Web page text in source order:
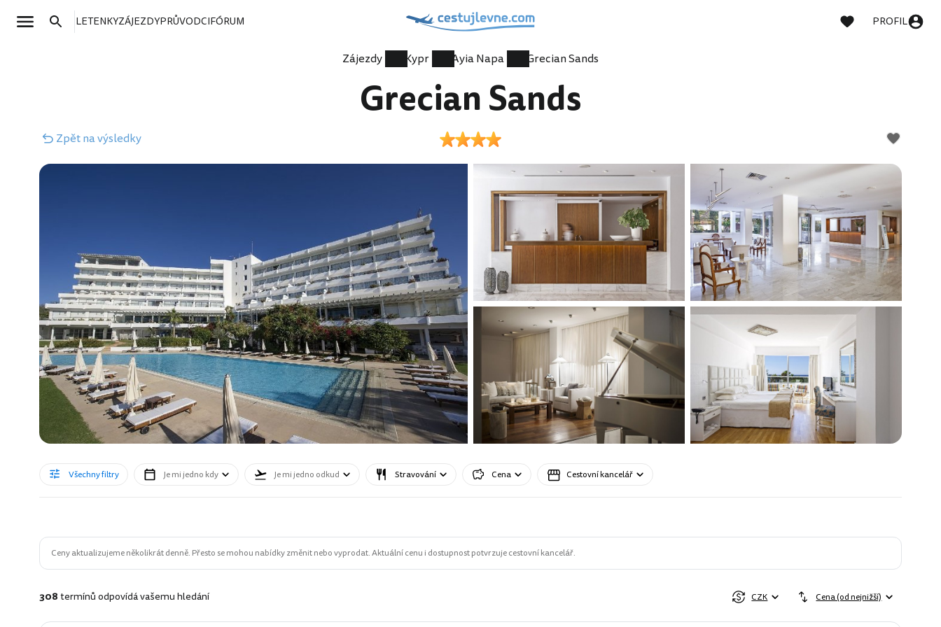
LETENKYZÁJEZDYPRŮVODCIFÓRUM PROFIL
Zájezdy Kypr Ayia Napa Grecian Sands
Grecian Sands
Zpětna výsledky
Všechny filtry Je mi jedno kdy Je mi jedno odkud Stravování Cena Cestovní kancelář
Ceny aktualizujeme několikrát denně. Přesto se mohou nabídky změnit nebo vyprodat. Aktuální cenu i dostupnost potvrzuje cestovní kancelář.
308termínů odpovídá vašemu hledání CZK Cena (od nejnižší)